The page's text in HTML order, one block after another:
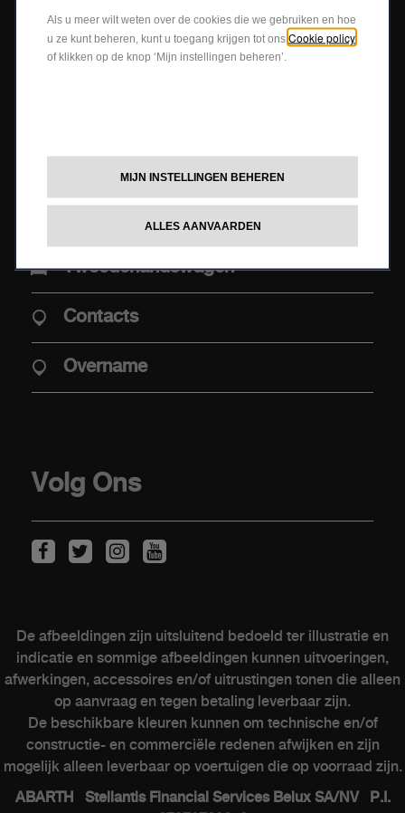
MODELLEN
AANKOOP
Aaanbiedingen
Aanbod Abarth Special Warranty
Verkooppunten
KLANTEN
Naverkoop
Contacteer een verkooppunt
ABARTH WERELD
Vraag een offerte
Boek een testrit
Tweedehandswagen
Contacts
Overname
Volg Ons
De afbeeldingen zijn uitsluitend bedoeld ter illustratie en
indicatie en sommige afbeeldingen kunnen uitvoeringen,
afwerkingen, accessoires en/of uitrustingen tonen die alleen
op aanvraag en tegen betaling leverbaar zijn.
De beschikbare kleuren kunnen om technische en/of
constructie- en commerciële redenen afwijken en zijn
mogelijk alleen leverbaar op voertuigen die op voorraad zijn.
ABARTH Stellantis Financial Services Belux SA/NV P.I.
Als u meer wilt weten over de cookies die we gebruiken en hoe
u ze kunt beheren, kunt u toegang krijgen tot ons Cookie policy
of klikken op de knop ‘Mijn instellingen beheren’.
MIJN INSTELLINGEN BEHEREN
ALLES AANVAARDEN